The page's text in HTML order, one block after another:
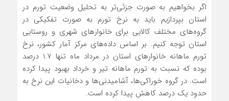
اگر بخواهیم به‌ صورت جزئی‌تر به تحلیل وضعیت تورم در
استان بپردازیم باید به نرخ تورم به ‌صورت تفکیکی در
گروه‌های مختلف کالایی برای خانوارهای شهری و روستایی
استان توجه کنیم. بر اساس داده‌های مرکز آمار کشور، نرخ
تورم ماهانه خانوارهای استان در مرداد ماه تنها 1.7 درصد
بوده که نسبت به تورم ماهانه تیر و خرداد بهبود پیدا کرده
است. در گروه خوراکی‌ها، آشامیدنی‌ها و دخانیات این نرخ به
حدود یک درصد کاهش پیدا کرده است.